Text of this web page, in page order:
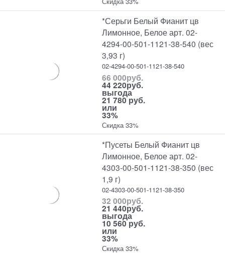
*Серьги Белый Фианит цв
Лимонное, Белое арт. 02-
4294-00-501-1121-38-540 (вес
3,93 г)
02-4294-00-501-1121-38-540
66 000руб.
44 220руб.
выгода
21 780 руб.
или
33%
Скидка 33%
*Пусеты Белый Фианит цв
Лимонное, Белое арт. 02-
4303-00-501-1121-38-350 (вес
1,9 г)
02-4303-00-501-1121-38-350
32 000руб.
21 440руб.
выгода
10 560 руб.
или
33%
Скидка 33%